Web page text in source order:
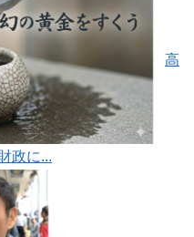
高
政に...